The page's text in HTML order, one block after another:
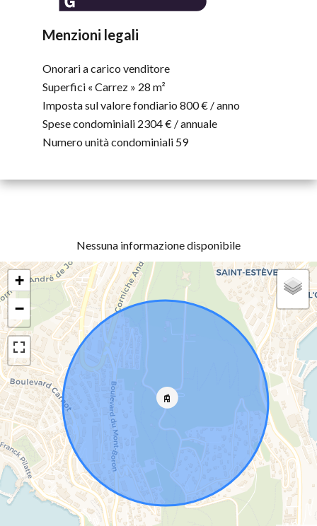
Menzioni legali
Onorari a carico venditore
Superfici « Carrez » 28 m²
Imposta sul valore fondiario 800 € / anno
Spese condominiali 2304 € / annuale
Numero unità condominiali 59
Nessuna informazione disponibile
+
−